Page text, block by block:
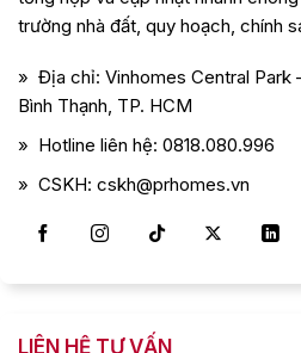
trường nhà đất, quy hoạch, chính
» Địa chỉ: Vinhomes Central Park
Bình Thạnh, TP. HCM
» Hotline liên hệ: 0818.080.996
» CSKH: cskh@prhomes.vn
LIÊN HỆ TƯ VẤN